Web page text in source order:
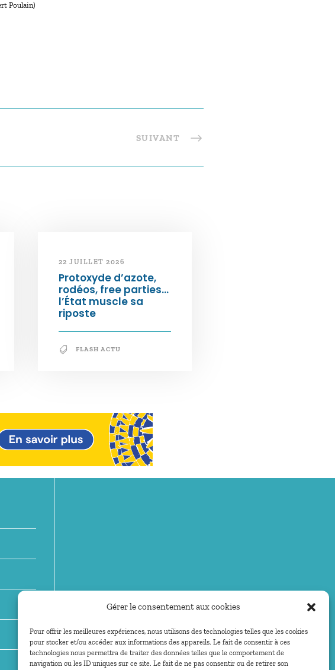
Gérer le consentement aux cookies
Pour offrir les meilleures expériences, nous utilisons des technologies telles que les cookies
pour stocker et/ou accéder aux informations des appareils. Le fait de consentir à ces
technologies nous permettra de traiter des données telles que le comportement de
navigation ou les ID uniques sur ce site. Le fait de ne pas consentir ou de retirer son
Poulain)
SUIVANT
22 JUILLET 2026
Protoxyde d’azote,
rodéos, free parties…
l’État muscle sa
riposte
FLASH ACTU